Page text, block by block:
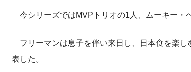
今シリーズではMVPトリオの1人、ムーキー・
フリーマンは息子を伴い来日し、日本食を楽し
表した。